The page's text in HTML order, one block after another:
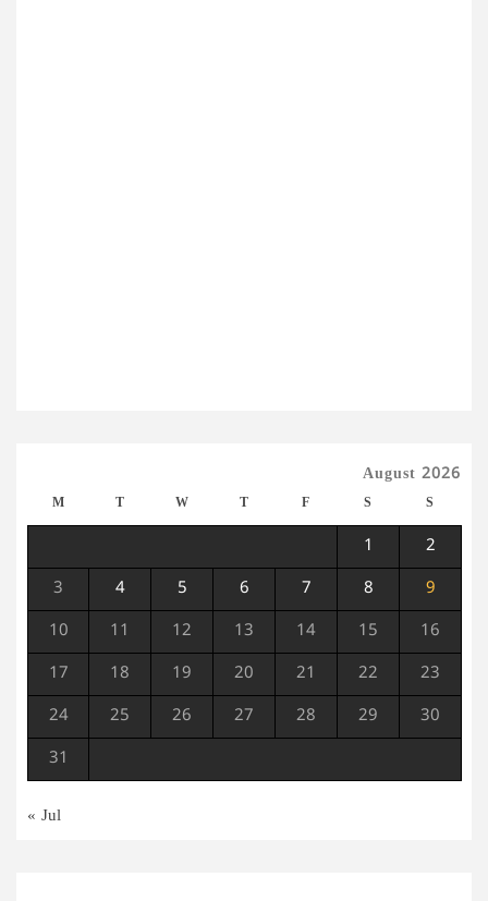
August 2026
M T W T F S S
1 2
3 4 5 6 7 8 9
10 11 12 13 14 15 16
17 18 19 20 21 22 23
24 25 26 27 28 29 30
31
« Jul